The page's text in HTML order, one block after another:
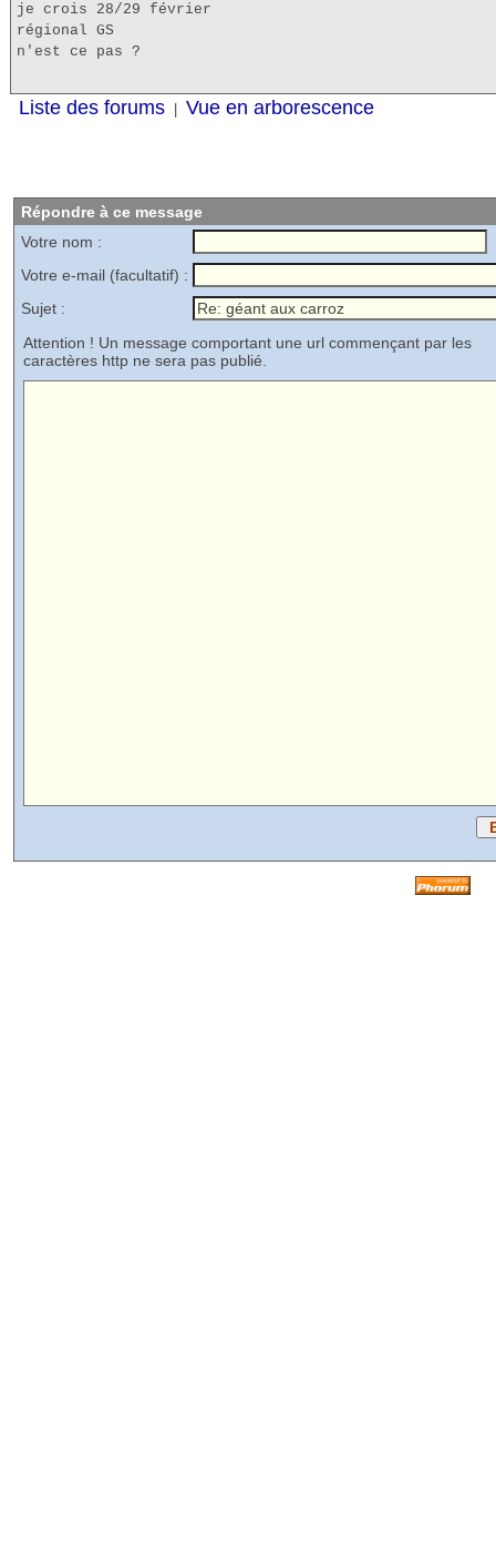
je crois 28/29 février
régional GS
n'est ce pas ?
Liste des forums Vue en arborescence
Répondre à ce message
Votre nom :
Votre e-mail (facultatif) :
Sujet :
Attention ! Un message comportant une url commençant par les
caractères http ne sera pas publié.